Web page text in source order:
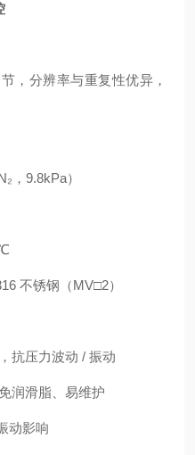
，分辨率与重复性优异，
，9.8kPa）
不锈钢（MV□2）
抗压力波动 / 振动
润滑脂、易维护
动影响